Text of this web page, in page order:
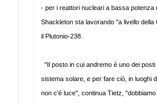
- per i reattori nucleari a bassa potenza
Shackleton sta lavorando "a livello
il Plutonio-238.
"Il posto in cui andremo è uno dei posti
sistema solare, e per fare ciò, in luoghi
non c'é luce", continua Tietz,